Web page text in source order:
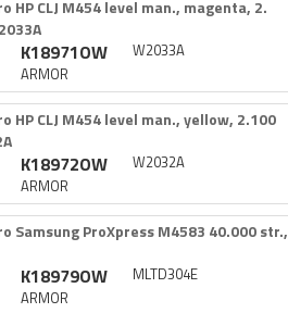
HP CLJ M454 level man.​,​ magenta,​ 2.​
K18971OW
ARMOR
W2033A
HP CLJ M454 level man.​,​ yellow,​ 2.​100
K18972OW
ARMOR
W2032A
Samsung ProXpress M4583 40.​000 str.​,​
K18979OW
ARMOR
MLTD304E